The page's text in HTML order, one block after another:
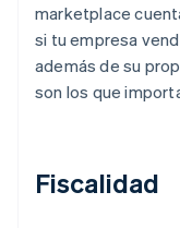
marketplace
si tu empresa
además de su
son los que
Fiscalidad